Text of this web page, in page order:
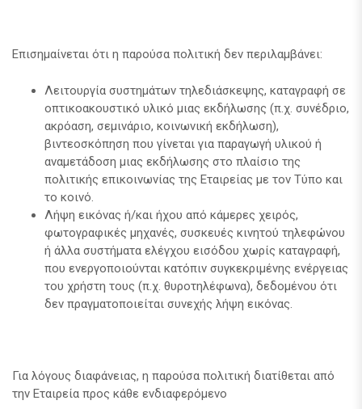
Επισημαίνεται ότι η παρούσα πολιτική δεν περιλαμβάνει:
Λειτουργία συστημάτων τηλεδιάσκεψης, καταγραφή σε
οπτικοακουστικό υλικό μιας εκδήλωσης (π.χ. συνέδριο,
ακρόαση, σεμινάριο, κοινωνική εκδήλωση),
βιντεοσκόπηση που γίνεται για παραγωγή υλικού ή
αναμετάδοση μιας εκδήλωσης στο πλαίσιο της
πολιτικής επικοινωνίας της Εταιρείας με τον Τύπο και
το κοινό.
Λήψη εικόνας ή/και ήχου από κάμερες χειρός,
φωτογραφικές μηχανές, συσκευές κινητού τηλεφώνου
ή άλλα συστήματα ελέγχου εισόδου χωρίς καταγραφή,
που ενεργοποιούνται κατόπιν συγκεκριμένης ενέργειας
του χρήστη τους (π.χ. θυροτηλέφωνα), δεδομένου ότι
δεν πραγματοποιείται συνεχής λήψη εικόνας.
Για λόγους διαφάνειας, η παρούσα πολιτική διατίθεται από
την Εταιρεία προς κάθε ενδιαφερόμενο